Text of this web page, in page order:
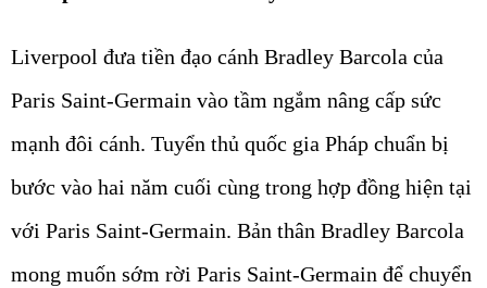
Liverpool đưa tiền đạo cánh Bradley Barcola của
Paris Saint-Germain vào tầm ngắm nâng cấp sức
mạnh đôi cánh. Tuyển thủ quốc gia Pháp chuẩn bị
bước vào hai năm cuối cùng trong hợp đồng hiện tại
với Paris Saint-Germain. Bản thân Bradley Barcola
mong muốn sớm rời Paris Saint-Germain để chuyển